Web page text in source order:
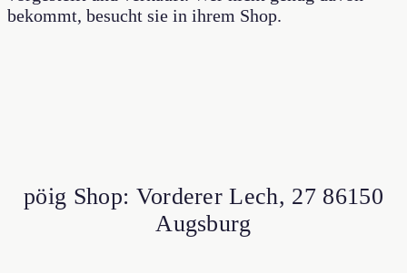
bekommt, besucht sie in ihrem Shop.
pöig Shop: Vorderer Lech, 27 86150
Augsburg